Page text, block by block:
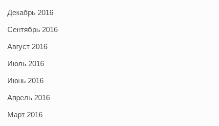
Декабрь 2016
Сентябрь 2016
Август 2016
Июль 2016
Июнь 2016
Апрель 2016
Март 2016